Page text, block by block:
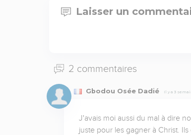
Laisser un
2 commentaires
Gbodou Osée Dadié Il y a 3
J'avais moi aussi du mal à dire
juste pour les gagner à Christ.